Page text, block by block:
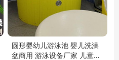
圆形婴幼儿游泳池 婴儿洗澡
盆商用 游泳设备厂家 儿童浴